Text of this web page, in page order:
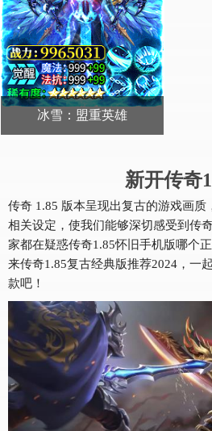
冰雪：盟重英雄
新开传奇
传奇 1.85 版本呈现出复古的游戏画
相关设定，使我们能够深切感受到传
家都在疑惑传奇1.85怀旧手机版哪个
来传奇1.85复古经典版推荐2024，一
款吧！